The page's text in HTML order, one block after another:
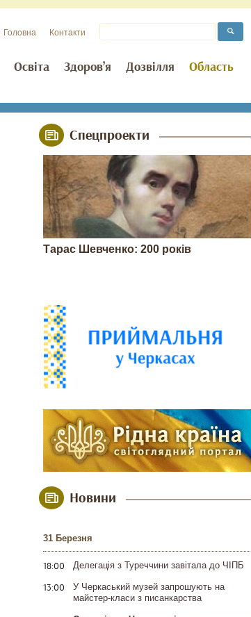
Освіта Здоров’я Дозвілля Область
Головна Контакти
Спецпроекти
Тарас Шевченко: 200 років
Новини
31 Березня
18:00 Делегація з Туреччини завітала до ЧІПБ
13:00
У Черкаський музей запрошують на
майстер-класи з писанкарства